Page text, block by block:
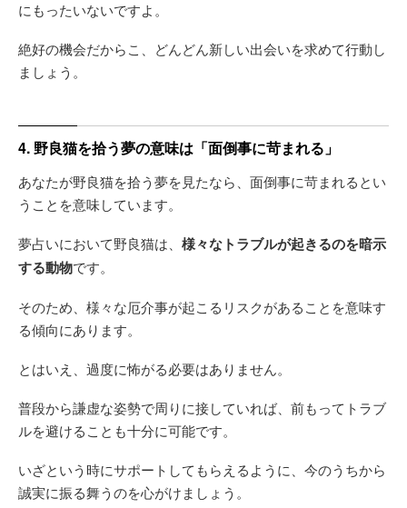
にもったいないですよ。
絶好の機会だからこ、どんどん新しい出会いを求めて行動し
ましょう。
4. 野良猫を拾う夢の意味は「面倒事に苛まれる」
あなたが野良猫を拾う夢を見たなら、面倒事に苛まれるとい
うことを意味しています。
夢占いにおいて野良猫は、 様々なトラブルが起きるのを暗示
する動物です。
そのため、様々な厄介事が起こるリスクがあることを意味す
る傾向にあります。
とはいえ、過度に怖がる必要はありません。
普段から謙虚な姿勢で周りに接していれば、前もってトラブ
ルを避けることも十分に可能です。
いざという時にサポートしてもらえるように、今のうちから
誠実に振る舞うのを心がけましょう。